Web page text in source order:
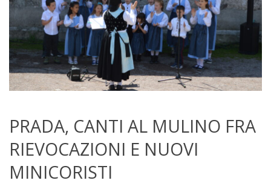
PRADA, CANTI AL MULINO FRA
RIEVOCAZIONI E NUOVI
MINICORISTI